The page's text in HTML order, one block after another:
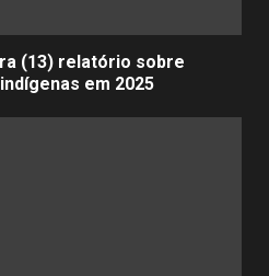
(13) relatório sobre
em 2025